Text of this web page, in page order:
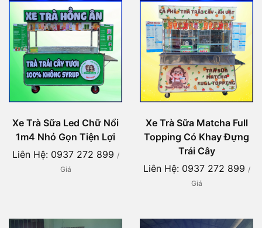
Xe Trà Sữa Led Chữ Nổi
1m4 Nhỏ Gọn Tiện Lợi
Liên Hệ: 0937 272 899 /
Giá
Xe Trà Sữa Matcha Full
Topping Có Khay Đựng
Trái Cây
Liên Hệ: 0937 272 899 /
Giá